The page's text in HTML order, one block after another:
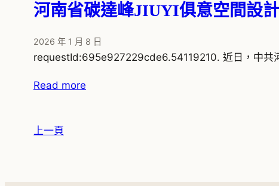
河南省碳達峰JIUYI俱意空間設
2026 年 1 月 8 日
requestId:695e927229cde6.54119210. 近日，中共
Read more
上一頁